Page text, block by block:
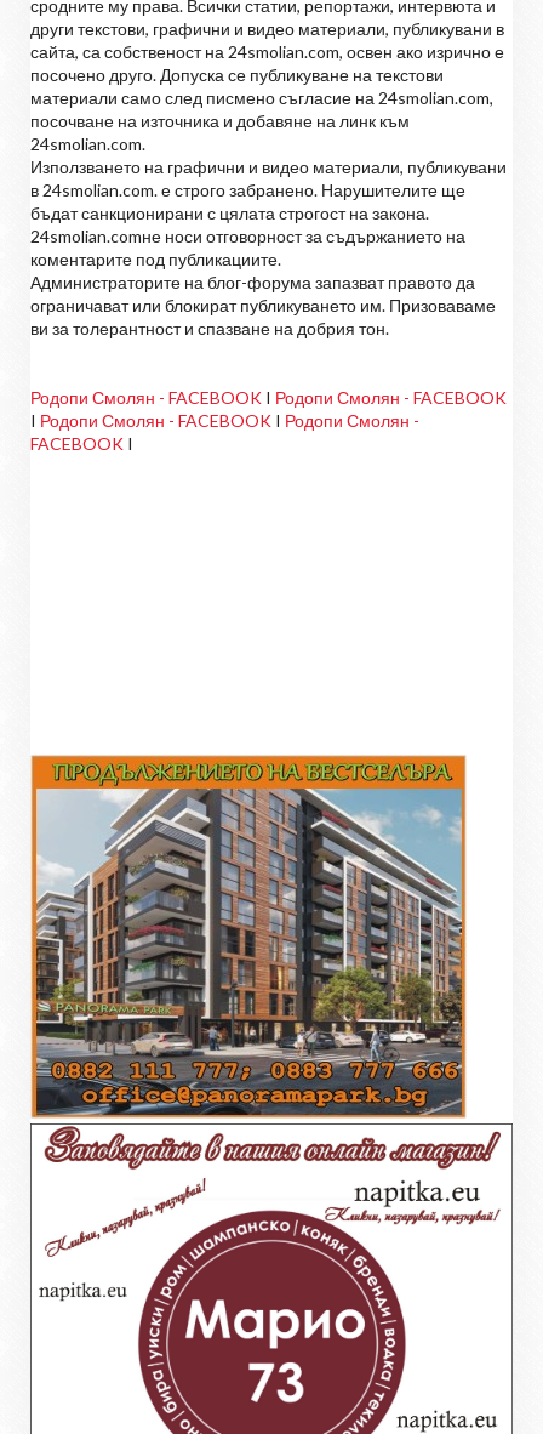
сродните му права. Всички статии, репортажи, интервюта и
други текстови, графични и видео материали, публикувани в
сайта, са собственост на 24smolian.com, освен ако изрично е
посочено друго. Допуска се публикуване на текстови
материали само след писмено съгласие на 24smolian.com,
посочване на източника и добавяне на линк към
24smolian.com.
Използването на графични и видео материали, публикувани
в 24smolian.com. е строго забранено. Нарушителите ще
бъдат санкционирани с цялата строгост на закона.
24smolian.comне носи отговорност за съдържанието на
коментарите под публикациите.
Администраторите на блог-форума запазват правото да
ограничават или блокират публикуването им. Призоваваме
ви за толерантност и спазване на добрия тон.
Родопи Смолян - FACEBOOK I Родопи Смолян - FACEBOOK
I Родопи Смолян - FACEBOOK I Родопи Смолян -
FACEBOOK I